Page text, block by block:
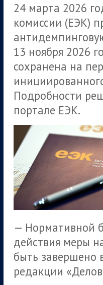
24 марта 2026
комиссии (ЕЭК)
13 ноября 2026
сохранена на
Подробности
портале ЕЭК.
— Нормативной
действия меры
быть завершено
редакции